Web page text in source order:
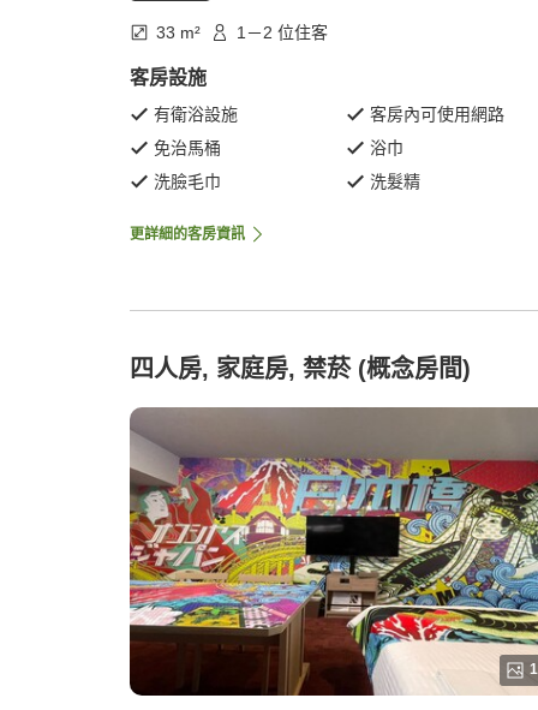
33 m² 1－2 位住客
客房設施
有衛浴設施
客房內可使用網路
免治馬桶
浴巾
洗臉毛巾
洗髮精
更詳細的客房資訊
四人房, 家庭房, 禁菸 (概念房間)